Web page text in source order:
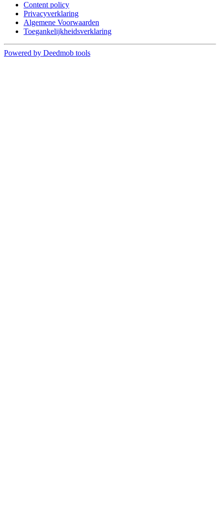
Content policy
Privacyverklaring
Algemene Voorwaarden
Toegankelijkheidsverklaring
Powered by Deedmob tools